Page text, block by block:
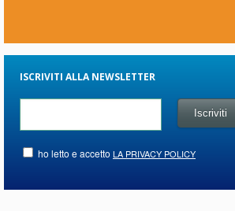
ISCRIVITI ALLA NEWSLETTER
ho letto e accetto LA PRIVACY POLICY